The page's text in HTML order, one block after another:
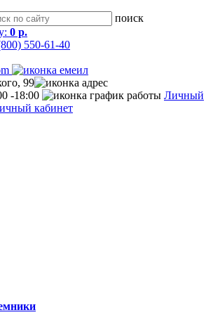
поиск
0 р.
550-61-40
99
-18:00
Личный